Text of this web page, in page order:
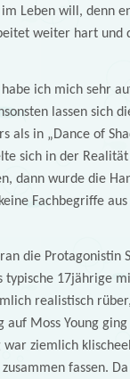
Leben will, denn
weiter hart und
ich mich sehr
lassen sich
in „Dance of
sich in der
dann wurde die
Fachbegriffe
die
typische 17jährige
realistisch
Moss Young
ziemlich
fassen.